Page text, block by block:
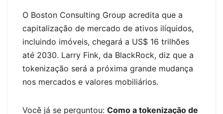
O Boston Consulting Group acredita que a
capitalização de mercado de ativos ilíquidos,
incluindo imóveis, chegará a US$ 16 trilhões
até 2030. Larry Fink, da BlackRock, diz que a
tokenização será a próxima grande mudança
nos mercados e valores mobiliários.
Você já se perguntou: Como a tokenização de